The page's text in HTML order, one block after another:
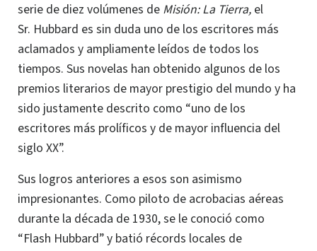
serie de diez volúmenes de Misión: La Tierra, el
Sr. Hubbard es sin duda uno de los escritores más
aclamados y ampliamente leídos de todos los
tiempos. Sus novelas han obtenido algunos de los
premios literarios de mayor prestigio del mundo y ha
sido justamente descrito como “uno de los
escritores más prolíficos y de mayor influencia del
siglo XX”.
Sus logros anteriores a esos son asimismo
impresionantes. Como piloto de acrobacias aéreas
durante la década de 1930, se le conoció como
“Flash Hubbard” y batió récords locales de